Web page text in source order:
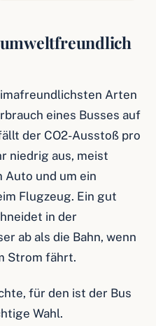
Arten
eines Busses auf
der CO2-Ausstoß pro
niedrig aus, meist
und um ein
Flugzeug. Ein gut
in der
ab als die Bahn, wenn
Strom fährt.
für den ist der Bus
Wahl.